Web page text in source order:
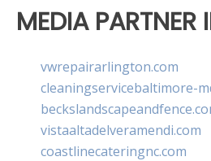
MEDIA PARTNER
vwrepairarlington.com
cleaningservicebaltimore-
vistaaltadelveramendi.com
coastlinecateringnc.com